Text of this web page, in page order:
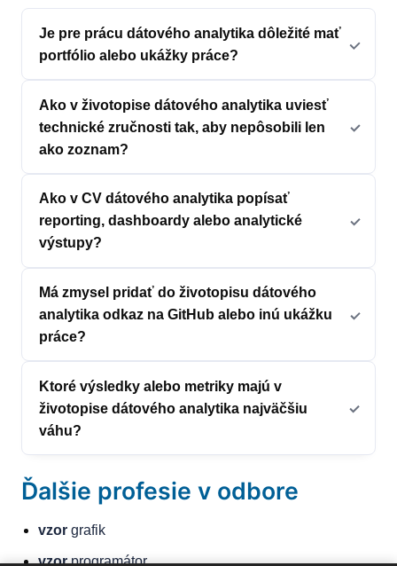
Je pre prácu dátového analytika dôležité mať
portfólio alebo ukážky práce?
Ako v životopise dátového analytika uviesť
technické zručnosti tak, aby nepôsobili len
ako zoznam?
Ako v CV dátového analytika popísať
reporting, dashboardy alebo analytické
výstupy?
Má zmysel pridať do životopisu dátového
analytika odkaz na GitHub alebo inú ukážku
práce?
Ktoré výsledky alebo metriky majú v
životopise dátového analytika najväčšiu
váhu?
Ďalšie profesie v odbore
vzor grafik
vzorprogramátor